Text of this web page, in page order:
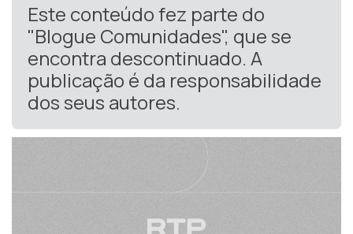
Este conteúdo fez parte do
"Blogue Comunidades", que se
encontra descontinuado. A
publicação é da responsabilidade
dos seus autores.